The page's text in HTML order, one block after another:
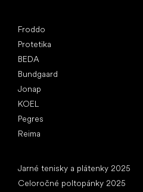
Froddo
Protetika
BEDA
Bundgaard
Jonap
KOEL
Pegres
Reima
Jarné tenisky a plátenky 2025
Celoročné poltopánky 2025